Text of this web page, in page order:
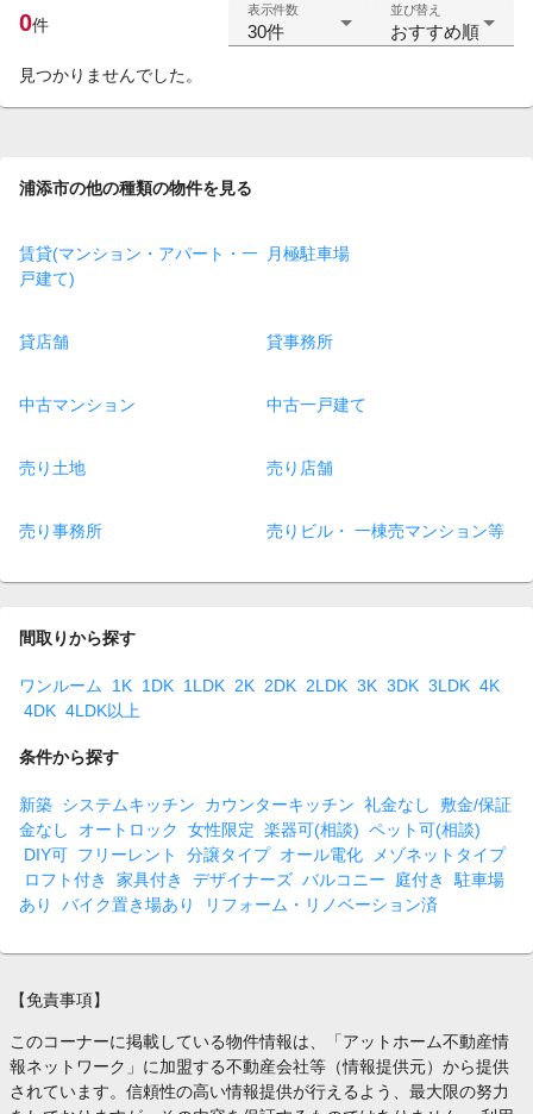
0件
表示件数
30件
並び替え
おすすめ順
見つかりませんでした。
浦添市の他の種類の物件を見る
賃貸(マンション・アパート・一
戸建て)
月極駐車場
貸店舗 貸事務所
中古マンション 中古一戸建て
売り土地 売り店舗
売り事務所 売りビル・ 一棟売マンション等
間取りから探す
ワンルーム 1K 1DK 1LDK 2K 2DK 2LDK 3K 3DK 3LDK 4K
4DK 4LDK以上
条件から探す
新築 システムキッチン カウンターキッチン 礼金なし
敷金/保証
金なし
オートロック 女性限定 楽器可(相談) ペット可(相談)
DIY可 フリーレント 分譲タイプ オール電化
メゾネットタイプ
ロフト付き
家具付き デザイナーズ バルコニー 庭付き
駐車場
あり
バイク置き場あり リフォーム・リノベーション済
【免責事項】
このコーナーに掲載している物件情報は、「アットホーム不動産情
報ネットワーク」に加盟する不動産会社等（情報提供元）から提供
されています。信頼性の高い情報提供が行えるよう、最大限の努力